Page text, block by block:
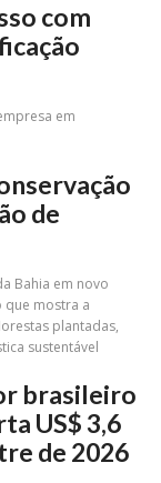
com
em
de
Bahia em novo
que mostra a
plantadas,
sustentável
brasileiro
US$ 3,6
de 2026